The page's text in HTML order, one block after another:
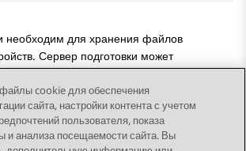
необходим для хранения файлов
Сервер подготовки может
HTTP или HTTPS.
cookie для обеспечения
сайта, настройки контента с учетом
пользователя, показа
и анализа посещаемости сайта. Вы